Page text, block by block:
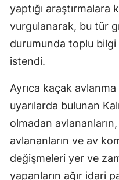
yaptığı araştırmalara
vurgulanarak, bu tür
durumunda toplu
istendi.
Ayrıca kaçak
uyarılarda bulunan
olmadan avlananların,
avlananların ve av
değişmeleri yer ve
yapanların ağır idari